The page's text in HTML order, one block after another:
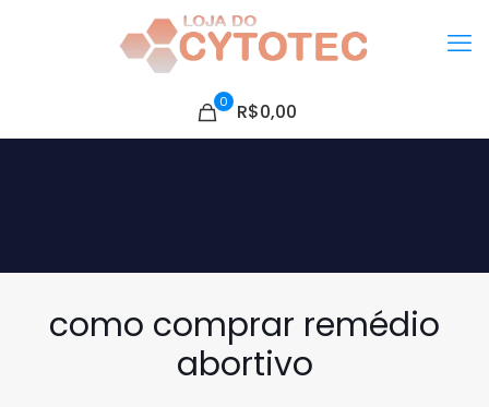
0 R$0,00
como comprar remédio
abortivo